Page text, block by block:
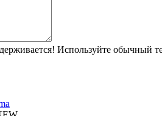
Используйте обычный